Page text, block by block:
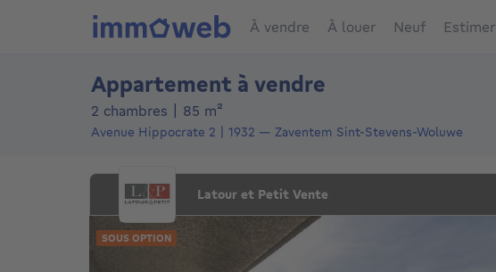
À vendre À louer Neuf Estimer
Appartement à vendre
2 chambres 85 m²
Avenue Hippocrate 2 1932 — Zaventem Sint-Stevens-Woluwe
Latour et Petit Vente
SOUS OPTION